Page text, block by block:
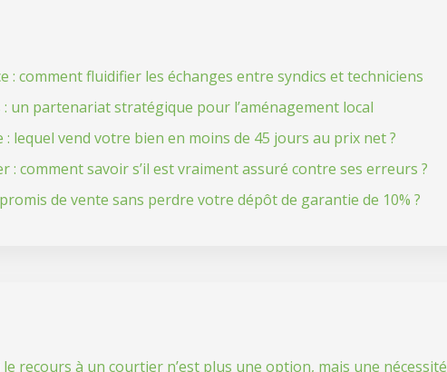
: comment fluidifier les échanges entre syndics et techniciens
un partenariat stratégique pour l’aménagement local
lequel vend votre bien en moins de 45 jours au prix net ?
: comment savoir s’il est vraiment assuré contre ses erreurs ?
de vente sans perdre votre dépôt de garantie de 10% ?
recours à un courtier n’est plus une option, mais une nécessité